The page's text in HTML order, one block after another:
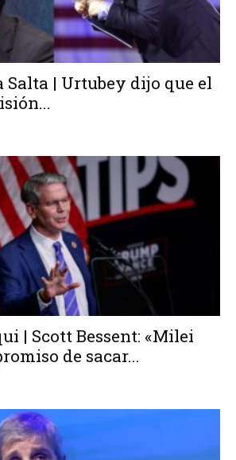
Salta | Urtubey dijo que el
| Scott Bessent: «Milei
de sacar...